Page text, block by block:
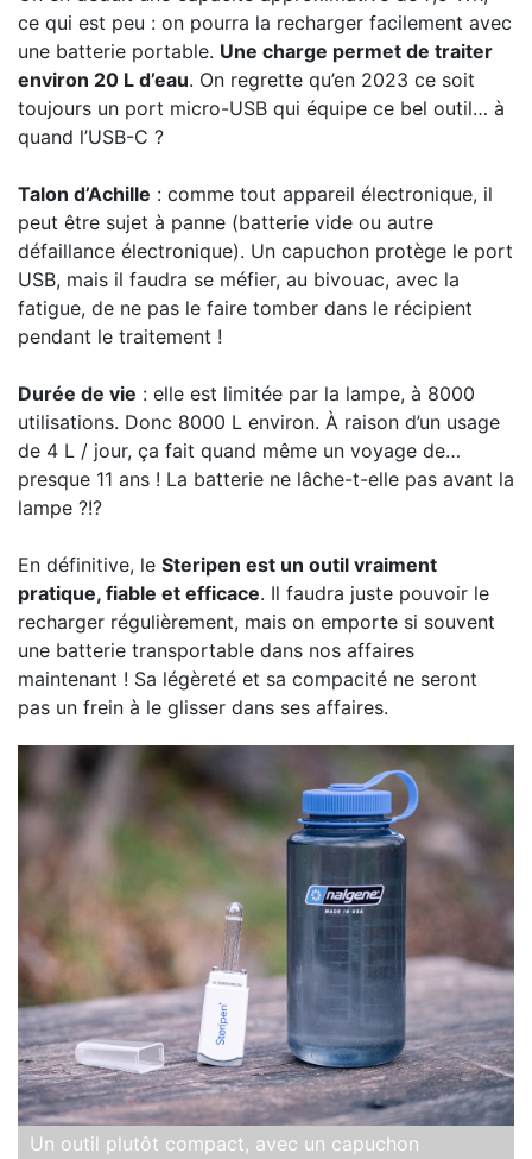
ce qui est peu : on pourra la recharger facilement avec
une batterie portable. Une charge permet de traiter
environ 20 L d’eau. On regrette qu’en 2023 ce soit
toujours un port micro-USB qui équipe ce bel outil… à
quand l’USB-C ?
Talon d’Achille : comme tout appareil électronique, il
peut être sujet à panne (batterie vide ou autre
défaillance électronique). Un capuchon protège le port
USB, mais il faudra se méfier, au bivouac, avec la
fatigue, de ne pas le faire tomber dans le récipient
pendant le traitement !
Durée de vie : elle est limitée par la lampe, à 8000
utilisations. Donc 8000 L environ. À raison d’un usage
de 4 L / jour, ça fait quand même un voyage de…
presque 11 ans ! La batterie ne lâche-t-elle pas avant la
lampe ?!?
En définitive, le Steripen est un outil vraiment
pratique, fiable et efficace. Il faudra juste pouvoir le
recharger régulièrement, mais on emporte si souvent
une batterie transportable dans nos affaires
maintenant ! Sa légèreté et sa compacité ne seront
pas un frein à le glisser dans ses affaires.
Un outil plutôt compact, avec un capuchon